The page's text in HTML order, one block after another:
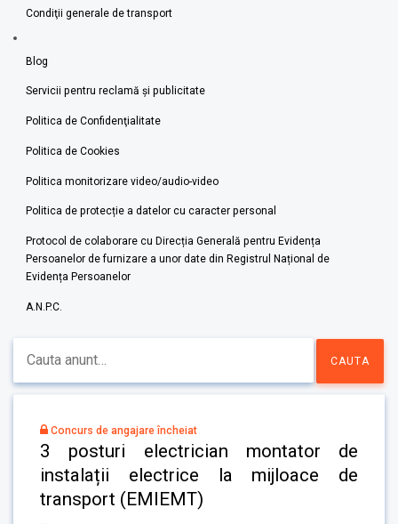
Condiţii generale de transport
Blog
Servicii pentru reclamă și publicitate
Politica de Confidenţialitate
Politica de Cookies
Politica monitorizare video/audio-video
Politica de protecție a datelor cu caracter personal
Protocol de colaborare cu Direcția Generală pentru Evidența
Persoanelor de furnizare a unor date din Registrul Național de
Evidența Persoanelor
A.N.P.C.
Concurs de angajare încheiat
3 posturi electrician montator de
instalații electrice la mijloace de
transport (EMIEMT)